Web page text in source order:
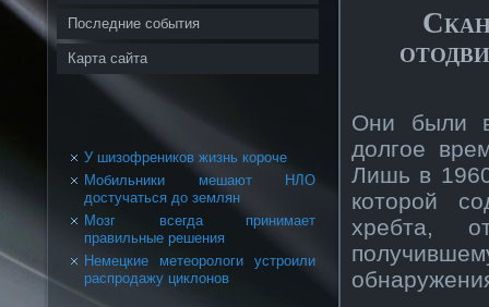
Последние события
Карта сайта
У шизофреников жизнь короче
Мобильники мешают НЛО
достучаться до землян
Мозг всегда принимает
правильные решения
Немецкие метеорологи устроили
распродажу циклонов
Они были
долгое
Лишь в
которой
хребта,